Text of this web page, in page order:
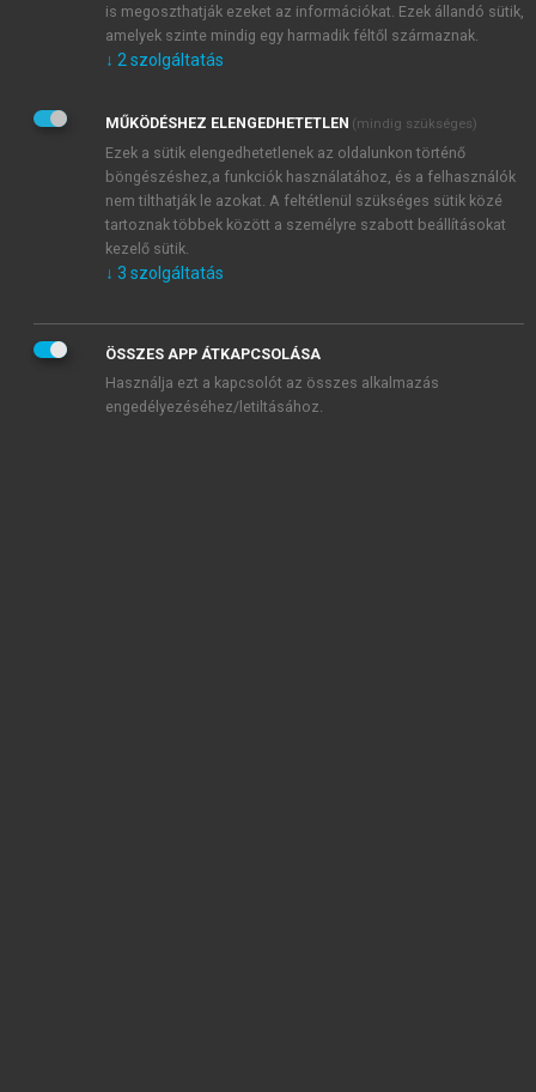
Kérek értesítést a MeRSZ újdonságairól, akcióiról.
Kérek értesítést az Akadémiai Kiadó Zrt. újdonságairól,
Adatkezelési tájékoztatóbanfoglaltakat tudomásul
veszem és elfogadom.
Általános vásárlási feltételeket, valamint a szotar.netés a
mersz.huoldalak licencszerződéseiben foglaltakat
tudomásul veszem és elfogadom.
KIPRÓBÁLOM
is megoszthatják ezeket az információkat. Ezek állandó sütik,
amelyek szinte mindig egy harmadik féltől származnak.
↓ 2 szolgáltatás
MŰKÖDÉSHEZ ELENGEDHETETLEN (mindig szükséges)
Ezek a sütik elengedhetetlenek az oldalunkon történő
böngészéshez,a funkciók használatához, és a felhasználók
nem tilthatják le azokat. A feltétlenül szükséges sütik közé
tartoznak többek között a személyre szabott beállításokat
kezelő sütik.
↓ 3 szolgáltatás
ÖSSZES APP ÁTKAPCSOLÁSA
Használja ezt a kapcsolót az összes alkalmazás
engedélyezéséhez/letiltásához.